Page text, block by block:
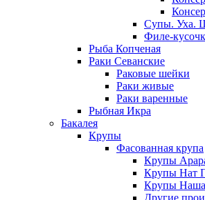
Супы. Уха.
Филе-
Рыба Копченая
Раки Севанские
Раковые шейки
Раки живые
Раки варенные
Рыбная Икра
Бакалея
Крупы
Фасованная крупа
Крупы
Крупы Нат
Крупы Наша
Другие